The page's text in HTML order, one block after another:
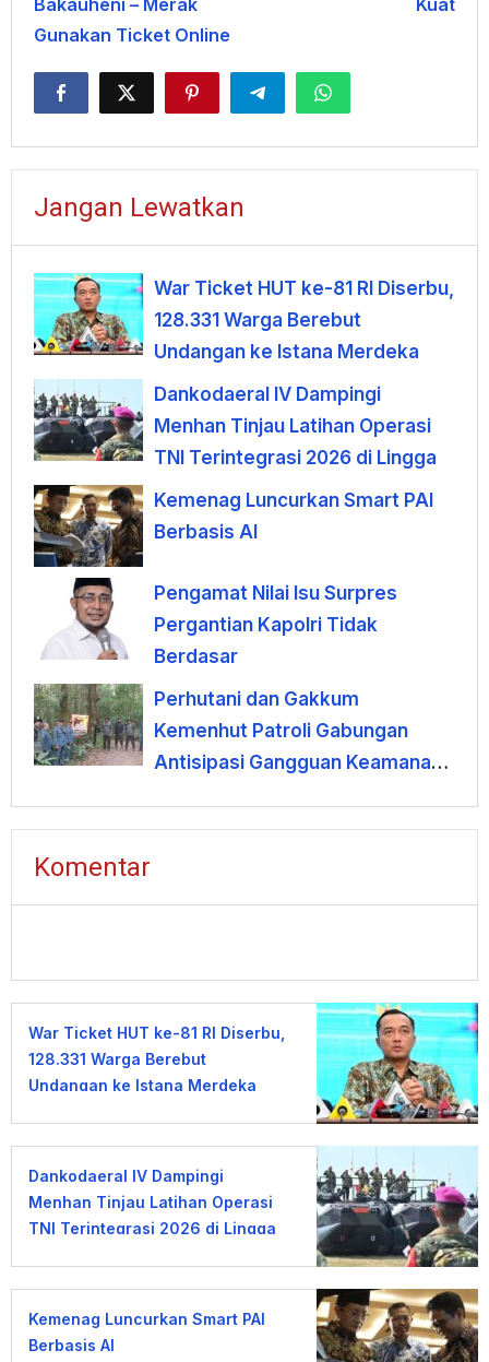
Bakauheni – Merak
Gunakan Ticket Online
Kuat
Jangan Lewatkan
War Ticket HUT ke-81 RI Diserbu,
128.331 Warga Berebut
Undangan ke Istana Merdeka
Dankodaeral IV Dampingi
Menhan Tinjau Latihan Operasi
TNI Terintegrasi 2026 di Lingga
Kemenag Luncurkan Smart PAI
Berbasis AI
Pengamat Nilai Isu Surpres
Pergantian Kapolri Tidak
Berdasar
Perhutani dan Gakkum
Kemenhut Patroli Gabungan
Antisipasi Gangguan Keamanan
Komentar
War Ticket HUT ke-81 RI Diserbu,
128.331 Warga Berebut
Undangan ke Istana Merdeka
Dankodaeral IV Dampingi
Menhan Tinjau Latihan Operasi
TNI Terintegrasi 2026 di Lingga
Kemenag Luncurkan Smart PAI
Berbasis AI